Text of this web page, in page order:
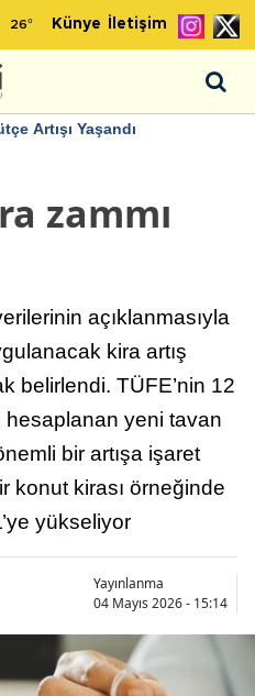
26° Künye İletişim
Artışı Yaşandı
zammı
açıklanmasıyla
kira artış
belirlendi. TÜFE’nin 12
hesaplanan yeni tavan
bir artışa işaret
konut kirası örneğinde
yükseliyor
Yayınlanma
04 Mayıs 2026 - 15:14